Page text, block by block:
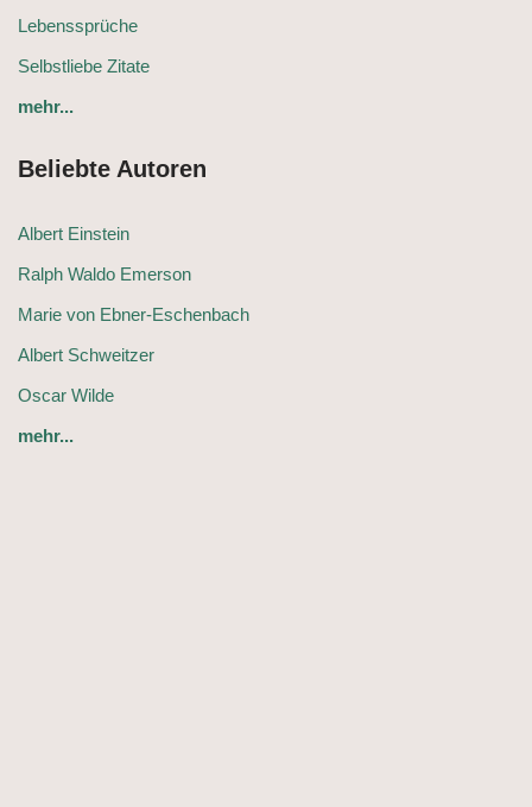
Lebenssprüche
Selbstliebe Zitate
mehr...
Beliebte Autoren
Albert Einstein
Ralph Waldo Emerson
Marie von Ebner-Eschenbach
Albert Schweitzer
Oscar Wilde
mehr...